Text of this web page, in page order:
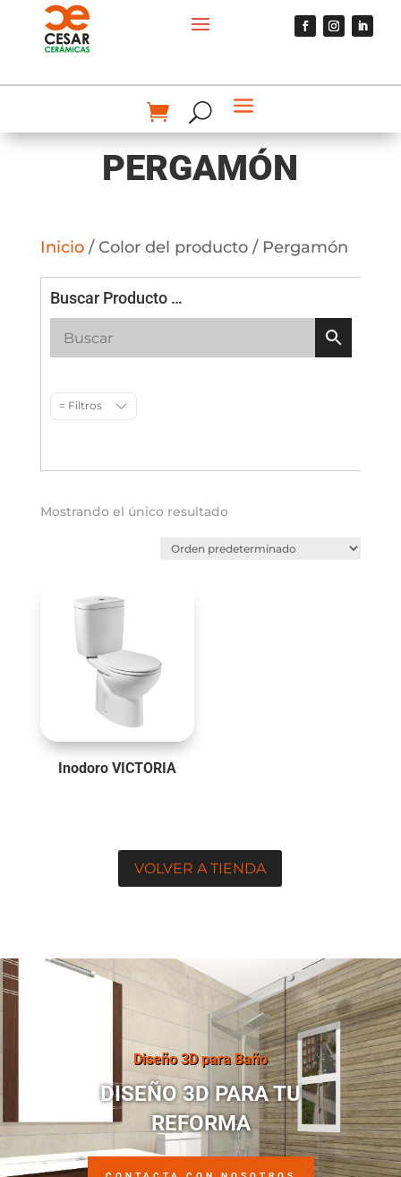
PERGAMÓN
Inicio/ Color del producto / Pergamón
Buscar Producto …
= Filtros
Mostrando el único resultado
Inodoro VICTORIA
VOLVER A TIENDA
Diseño 3D para Baño
DISEÑO 3D PARA TU
REFORMA